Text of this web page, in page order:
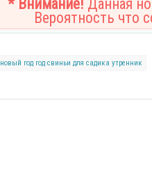
* Внимание! Данная
Вероятность что
новый год год свиньи для садика утренник